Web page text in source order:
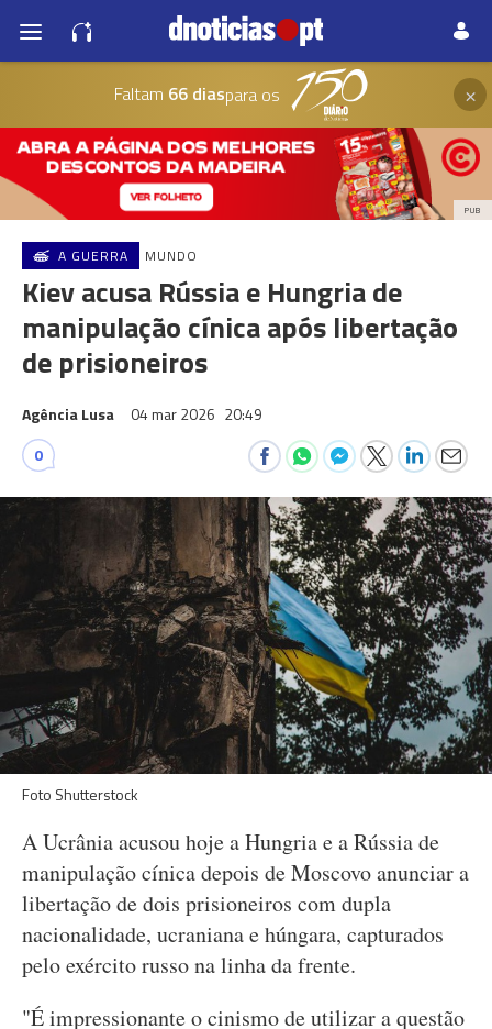
Faltam 66 diaspara os ×
PUB
A GUERRA MUNDO
Kiev acusa Rússia e Hungria de
manipulação cínica após libertação
de prisioneiros
Agência Lusa 04 mar 2026 20:49
0
Foto Shutterstock
A Ucrânia acusou hoje a Hungria e a Rússia de
manipulação cínica depois de Moscovo anunciar a
libertação de dois prisioneiros com dupla
nacionalidade, ucraniana e húngara, capturados
pelo exército russo na linha da frente.
"É impressionante o cinismo de utilizar a questão